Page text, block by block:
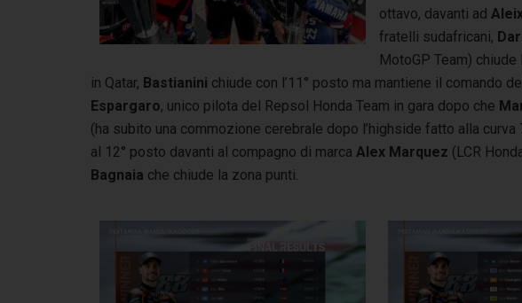
ottavo, davanti ad
fratelli sudafricani,
MotoGP Team)
in Qatar, Bastianini chiude con l’11° posto ma mantiene il comando
Espargaro, unico pilota del Repsol Honda Team in gara dopo che
(ha subito una commozione cerebrale dopo l’highside fatto alla curva
al 12° posto davanti al compagno di marca Alex Marquez (LCR
Bagnaia che chiude la zona punti.